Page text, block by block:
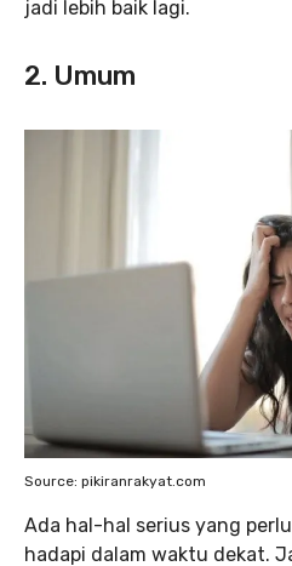
jadi lebih baik lagi.
2. Umum
Source: pikiranrakyat.com
Ada hal-hal serius yang
hadapi dalam waktu dekat.